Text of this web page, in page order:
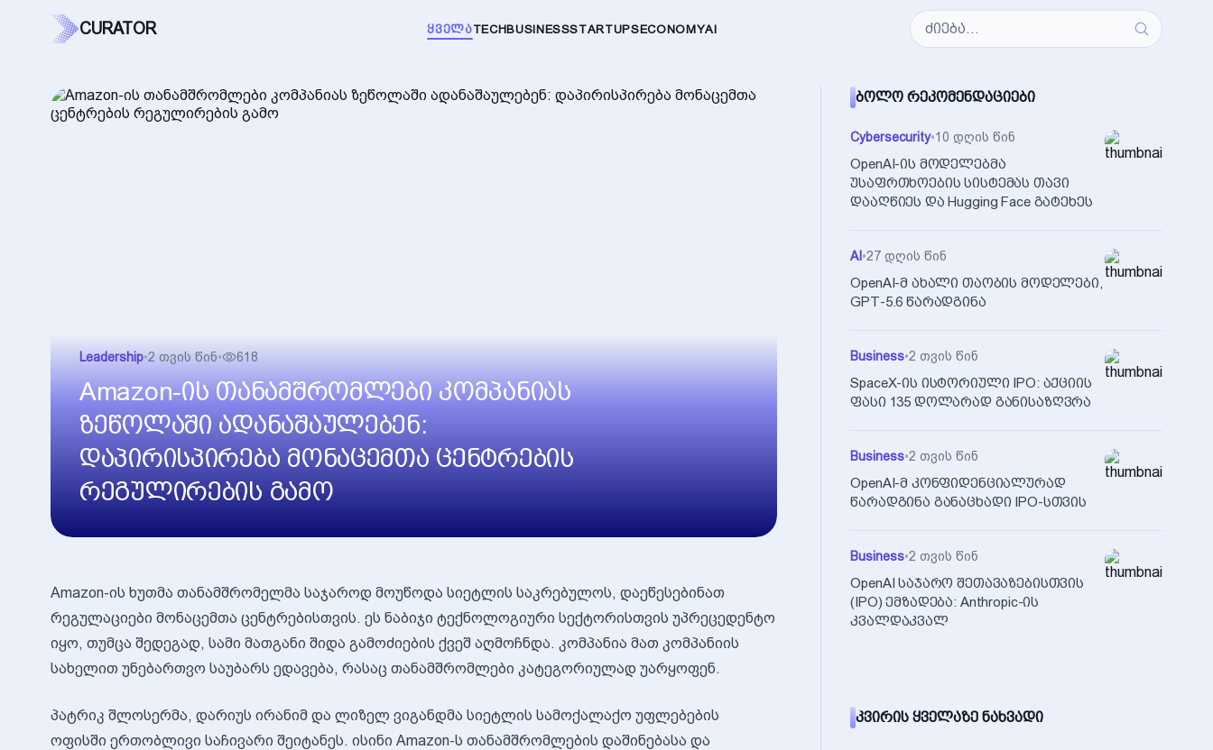
CURATOR ᲧᲕᲔᲚᲐTECHBUSINESSSTARTUPSECONOMYAI
Leadership•2 თვის წინ• 618
Amazon-ის თანამშრომლები კომპანიას
ზეწოლაში ადანაშაულებენ:
დაპირისპირება მონაცემთა ცენტრების
რეგულირების გამო
Amazon-ის ხუთმა თანამშრომელმა საჯაროდ მოუწოდა სიეტლის საკრებულოს, დაეწესებინათ
რეგულაციები მონაცემთა ცენტრებისთვის. ეს ნაბიჯი ტექნოლოგიური სექტორისთვის უპრეცედენტო
იყო, თუმცა შედეგად, სამი მათგანი შიდა გამოძიების ქვეშ აღმოჩნდა. კომპანია მათ კომპანიის
სახელით უნებართვო საუბარს ედავება, რასაც თანამშრომლები კატეგორიულად უარყოფენ.
პატრიკ შლოსერმა, დარიუს ირანიმ და ლიზელ ვიგანდმა სიეტლის სამოქალაქო უფლებების
ოფისში ერთობლივი საჩივარი შეიტანეს. ისინი Amazon-ს თანამშრომლების დაშინებასა და
ᲑᲝᲚᲝ ᲠᲔᲙᲝᲛᲔᲜᲓᲐᲪᲘᲔᲑᲘ
Cybersecurity•10 დღის წინ
OpenAI-ის მოდელებმა
უსაფრთხოების სისტემას თავი
დააღწიეს და Hugging Face გატეხეს
AI •27 დღის წინ
OpenAI-მ ახალი თაობის მოდელები,
GPT-5.6 წარადგინა
Business•2 თვის წინ
SpaceX-ის ისტორიული IPO: აქციის
ფასი 135 დოლარად განისაზღვრა
Business•2 თვის წინ
OpenAI-მ კონფიდენციალურად
წარადგინა განაცხადი IPO-სთვის
Business•2 თვის წინ
OpenAI საჯარო შეთავაზებისთვის
(IPO) ემზადება: Anthropic-ის
კვალდაკვალ
ᲙᲕᲘᲠᲘᲡ ᲧᲕᲔᲚᲐᲖᲔ ᲜᲐᲮᲕᲐᲓᲘ